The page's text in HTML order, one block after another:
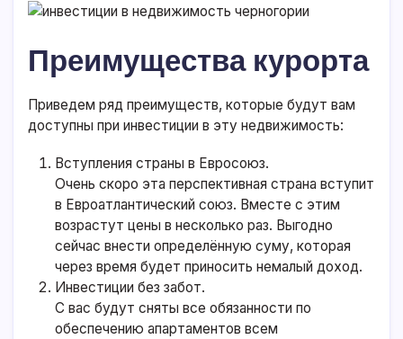
Преимущества курорта
Приведем ряд преимуществ, которые будут вам
доступны при инвестиции в эту недвижимость:
Вступления страны в Евросоюз.
Очень скоро эта перспективная страна вступит
в Евроатлантический союз. Вместе с этим
возрастут цены в несколько раз. Выгодно
сейчас внести определённую суму, которая
через время будет приносить немалый доход.
Инвестиции без забот.
С вас будут сняты все обязанности по
обеспечению апартаментов всем